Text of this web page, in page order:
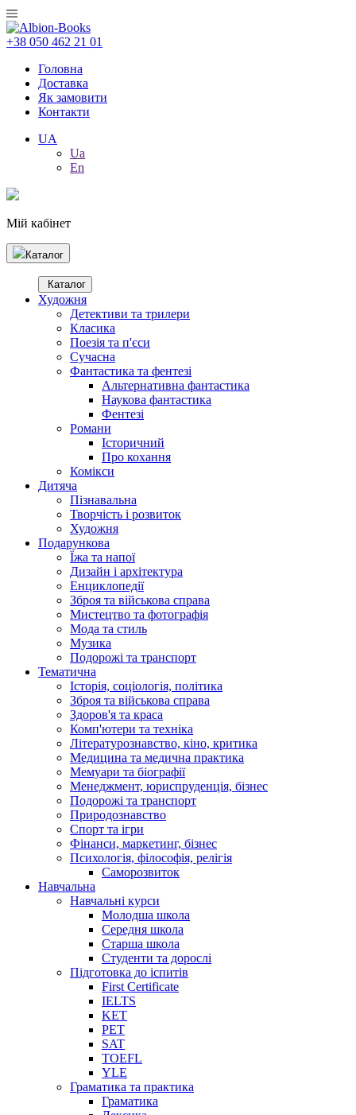
+38 050 462 21 01
Головна
Доставка
Як замовити
Контакти
UA
Ua
En
Мій кабінет
Каталог
Каталог
Художня
Детективи та трилери
Класика
Поезія та п'єси
Сучасна
Фантастика та фентезі
Альтернативна фантастика
Наукова фантастика
Фентезі
Романи
Історичний
Про кохання
Комікси
Дитяча
Пізнавальна
Творчість і розвиток
Художня
Подарункова
Їжа та напої
Дизайн і архітектура
Енциклопедії
Зброя та військова справа
Мистецтво та фотографія
Мода та стиль
Музика
Подорожі та транспорт
Тематична
Історія, соціологія, політика
Зброя та військова справа
Здоров'я та краса
Комп'ютери та техніка
Літературознавство, кіно, критика
Медицина та медична практика
Мемуари та біографії
Менеджмент, юриспруденція, бізнес
Подорожі та транспорт
Природознавство
Спорт та ігри
Фінанси, маркетинг, бізнес
Психологія, філософія, релігія
Саморозвиток
Навчальна
Навчальні курси
Молодша школа
Середня школа
Старша школа
Студенти та дорослі
Підготовка до іспитів
First Certificate
IELTS
KET
PET
SAT
TOEFL
YLE
Граматика та практика
Граматика